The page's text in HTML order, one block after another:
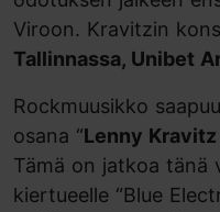
Viroon. Kravitzin
Tallinnassa, Unibet
Rockmuusikko
osana “Lenny
Tämä on jatkoa tänä
kiertueelle “Blue